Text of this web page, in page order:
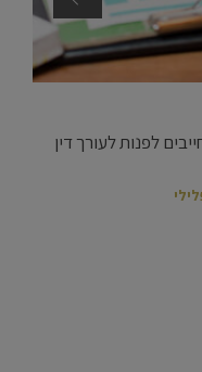
לפנות לעורך דין